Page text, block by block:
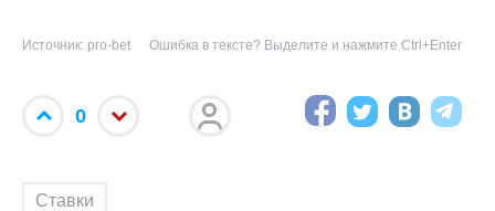
Источник: pro-bet Ошибка в тексте? Выделите и нажмите Ctrl+Enter
0
Ставки